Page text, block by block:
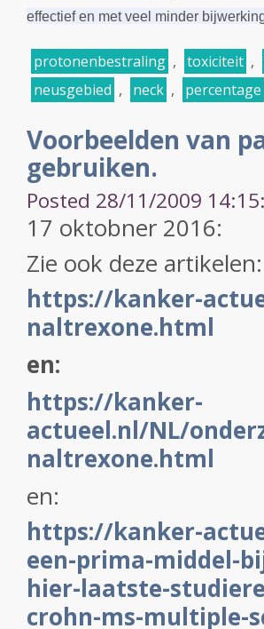
effectief en met veel minder
protonenbestraling , toxiciteit ,
neusgebied , neck , percentage
Voorbeelden van
gebruiken.
Posted 28/11/2009
17 oktobner 2016:
Zie ook deze artikelen:
https://kanker-
naltrexone.html
en:
https://kanker-
actueel.nl/NL/
naltrexone.html
en:
https://kanker-
een-prima-middel-
hier-laatste-
crohn-ms-multiple-